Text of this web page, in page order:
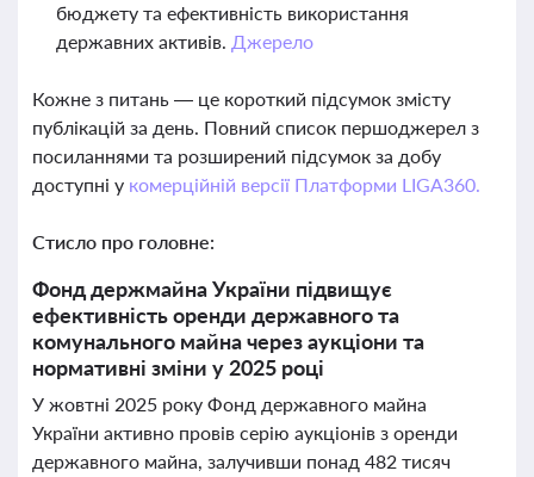
бюджету та ефективність використання
державних активів. Джерело
Кожне з питань — це короткий підсумок змісту
публікацій за день. Повний список першоджерел з
посиланнями та розширений підсумок за добу
доступні у комерційній версії Платформи LIGA360.
Стисло про головне:
Фонд держмайна України підвищує
ефективність оренди державного та
комунального майна через аукціони та
нормативні зміни у 2025 році
У жовтні 2025 року Фонд державного майна
України активно провів серію аукціонів з оренди
державного майна, залучивши понад 482 тисяч